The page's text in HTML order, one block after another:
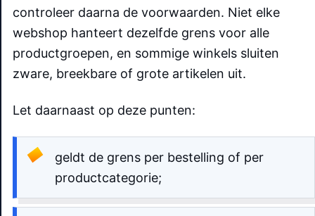
controleer daarna de voorwaarden. Niet elke
webshop hanteert dezelfde grens voor alle
productgroepen, en sommige winkels sluiten
zware, breekbare of grote artikelen uit.
Let daarnaast op deze punten:
geldt de grens per bestelling of per
productcategorie;